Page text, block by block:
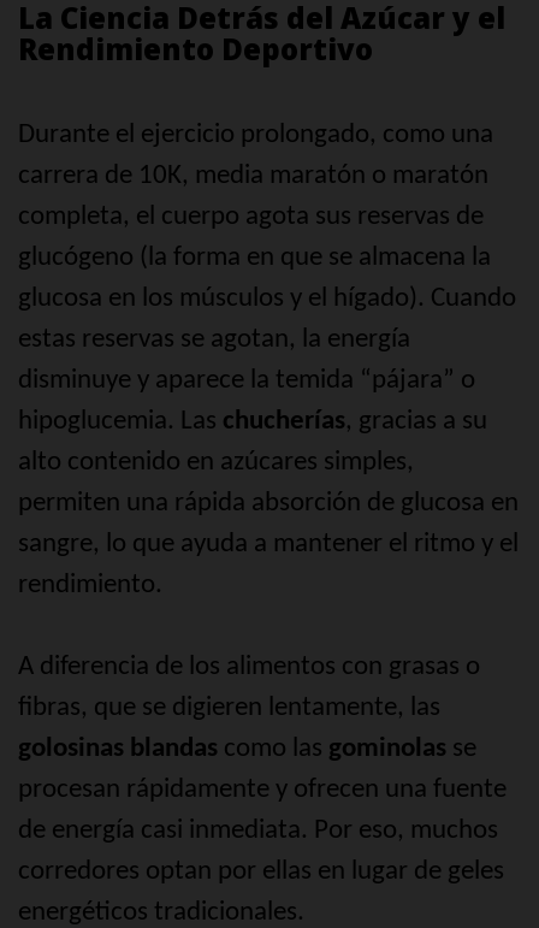
La Ciencia Detrás del Azúcar y el
Rendimiento Deportivo
Durante el ejercicio prolongado, como una
carrera de 10K, media maratón o maratón
completa, el cuerpo agota sus reservas de
glucógeno (la forma en que se almacena la
glucosa en los músculos y el hígado). Cuando
estas reservas se agotan, la energía
disminuye y aparece la temida “pájara” o
hipoglucemia. Las chucherías, gracias a su
alto contenido en azúcares simples,
permiten una rápida absorción de glucosa en
sangre, lo que ayuda a mantener el ritmo y el
rendimiento.
A diferencia de los alimentos con grasas o
fibras, que se digieren lentamente, las
golosinas blandas como las gominolas se
procesan rápidamente y ofrecen una fuente
de energía casi inmediata. Por eso, muchos
corredores optan por ellas en lugar de geles
energéticos tradicionales.